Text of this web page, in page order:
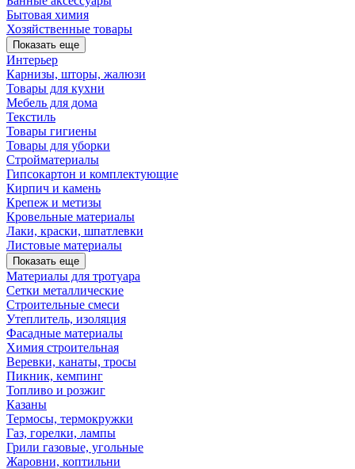
Бытовая химия
Хозяйственные товары
Показать еще
Интерьер
Карнизы, шторы, жалюзи
Товары для кухни
Мебель для дома
Текстиль
Товары гигиены
Товары для уборки
Стройматериалы
Гипсокартон и комплектующие
Кирпич и камень
Крепеж и метизы
Кровельные материалы
Лаки, краски, шпатлевки
Листовые материалы
Показать еще
Материалы для тротуара
Сетки металлические
Строительные смеси
Утеплитель, изоляция
Фасадные материалы
Химия строительная
Веревки, канаты, тросы
Пикник, кемпинг
Топливо и розжиг
Казаны
Термосы, термокружки
Газ, горелки, лампы
Грили газовые, угольные
Жаровни, коптильни